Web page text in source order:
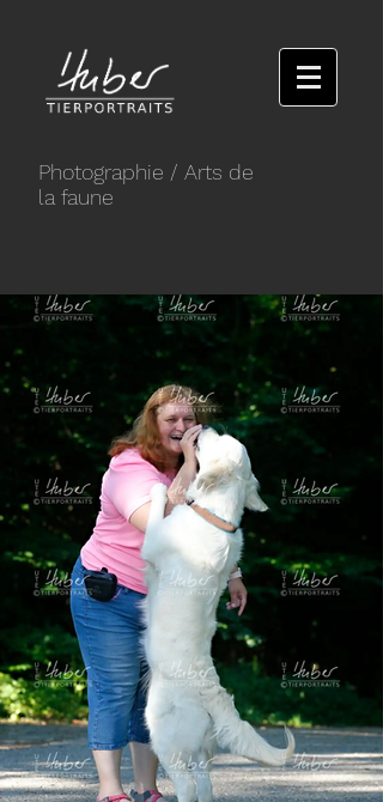
Photographie / Arts de
la faune